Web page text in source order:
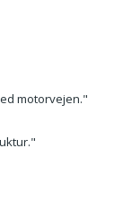
motorvejen."